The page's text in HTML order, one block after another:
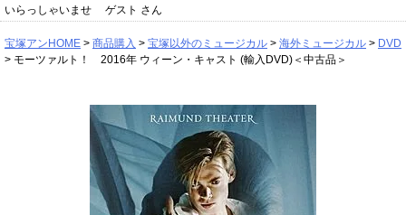
いらっしゃいませ ゲスト さん
宝塚アンHOME 商品購入 宝塚以外のミュージカル 海外ミュージカル
DVD
モーツァルト！ 2016年 ウィーン・キャスト (輸入DVD)＜中古品＞